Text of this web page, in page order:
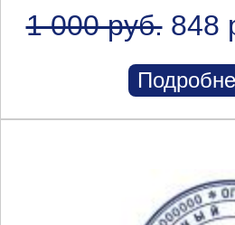
1 000 руб.848